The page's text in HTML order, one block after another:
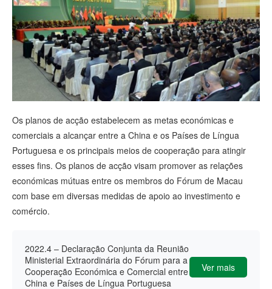
Os planos de acção estabelecem as metas económicas e
comerciais a alcançar entre a China e os Países de Língua
Portuguesa e os principais meios de cooperação para atingir
esses fins. Os planos de acção visam promover as relações
económicas mútuas entre os membros do Fórum de Macau
com base em diversas medidas de apoio ao investimento e
comércio.
2022.4 – Declaração Conjunta da Reunião
Ministerial Extraordinária do Fórum para a
Cooperação Económica e Comercial entre a
China e Países de Língua Portuguesa
Ver mais